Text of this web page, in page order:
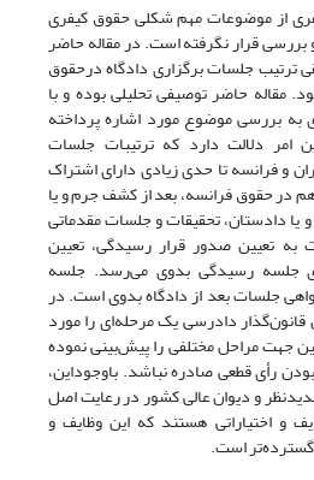
از موضوعات مهم شکلی حقوق کیفری
قرار نگرفته است. در مقاله حاضر
ترتیب جلسات برگزاری دادگاه درحقوق
مقاله حاضر توصیفی تحلیلی بوده و با
به بررسی موضوع مورد اشاره پرداخته
امر دلالت دارد که ترتیبات جلسات
و فرانسه تا حدی زیادی دارای اشتراک
در حقوق فرانسه، بعد از کشف جرم و یا
یا دادستان، تحقیقات و جلسات مقدماتی
تعیین صدور قرار رسیدگی، تعیین
جلسه رسیدگی بدوی می‌رسد. جلسه
جلسات بعد از دادگاه بدوی است. در
قانون‌گذار دادرسی یک مرحله‌ای را مورد
جهت مراحل مختلفی را پیش‌بینی نموده
رأی قطعی صادره نباشد. باوجوداین،
و دیوان عالی کشور در رعایت اصل
و اختیاراتی هستند که این وظایف و
گسترده‌تر است.